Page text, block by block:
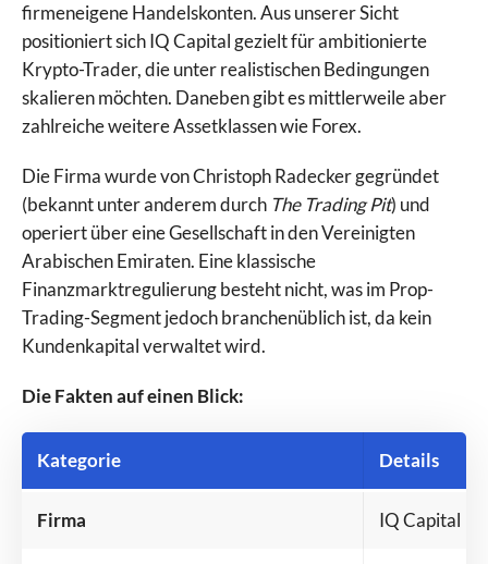
firmeneigene Handelskonten. Aus unserer Sicht
positioniert sich IQ Capital gezielt für ambitionierte
Krypto-Trader, die unter realistischen Bedingungen
skalieren möchten. Daneben gibt es mittlerweile aber
zahlreiche weitere Assetklassen wie Forex.
Die Firma wurde von Christoph Radecker gegründet
(bekannt unter anderem durch The Trading Pit) und
operiert über eine Gesellschaft in den Vereinigten
Arabischen Emiraten. Eine klassische
Finanzmarktregulierung besteht nicht, was im Prop-
Trading-Segment jedoch branchenüblich ist, da kein
Kundenkapital verwaltet wird.
Die Fakten auf einen Blick:
Kategorie Details
Firma IQ Capital